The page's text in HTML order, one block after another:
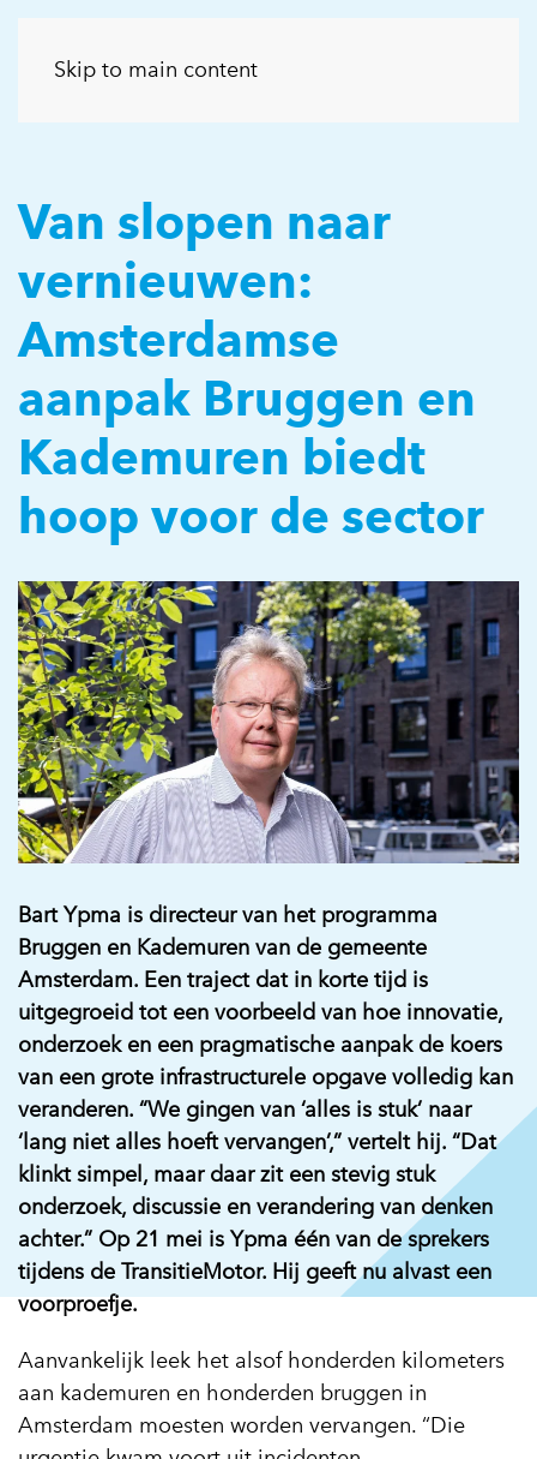
Skip to main content
Van slopen naar
vernieuwen:
Amsterdamse
aanpak Bruggen en
Kademuren biedt
hoop voor de sector
Bart Ypma is directeur van het programma
Bruggen en Kademuren van de gemeente
Amsterdam. Een traject dat in korte tijd is
uitgegroeid tot een voorbeeld van hoe innovatie,
onderzoek en een pragmatische aanpak de koers
van een grote infrastructurele opgave volledig kan
veranderen. “We gingen van ‘alles is stuk’ naar
‘lang niet alles hoeft vervangen’,” vertelt hij. “Dat
klinkt simpel, maar daar zit een stevig stuk
onderzoek, discussie en verandering van denken
achter.” Op 21 mei is Ypma één van de sprekers
tijdens de TransitieMotor. Hij geeft nu alvast een
voorproefje.
Aanvankelijk leek het alsof honderden kilometers
aan kademuren en honderden bruggen in
Amsterdam moesten worden vervangen. “Die